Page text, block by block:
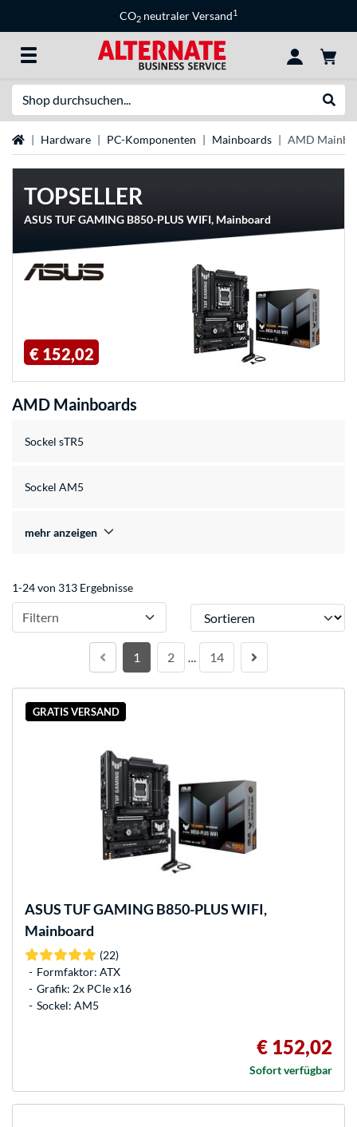
CO2 neutraler Versand1
StartseiteHardware PC-Komponenten Mainboards AMD
TOPSELLER
ASUS TUF GAMING B850-PLUS WIFI, Mainboard
€ 152,02
AMD Mainboards
Sockel sTR5
Sockel AM5
mehr anzeigen
1-24 von 313 Ergebnisse
Filtern Sortieren
1 2 … 14
GRATIS VERSAND
ASUSTUF GAMING B850-PLUS WIFI,
Mainboard
(22)
Formfaktor: ATX
Grafik: 2x PCIe x16
Sockel: AM5
€ 152,02
Sofort verfügbar